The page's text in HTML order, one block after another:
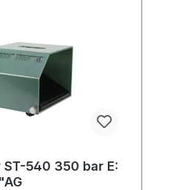
540 350 bar E: